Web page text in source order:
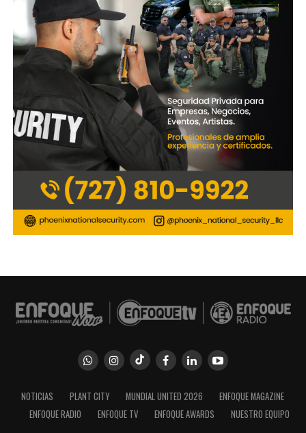
NOTICIAS PLANT CITY MUNDIAL UNITED 2026
ENFOQUE MAGAZINE
ENFOQUE RADIO
ENFOQUE TV ENFOQUE AWARDS NUESTRO EQUIPO